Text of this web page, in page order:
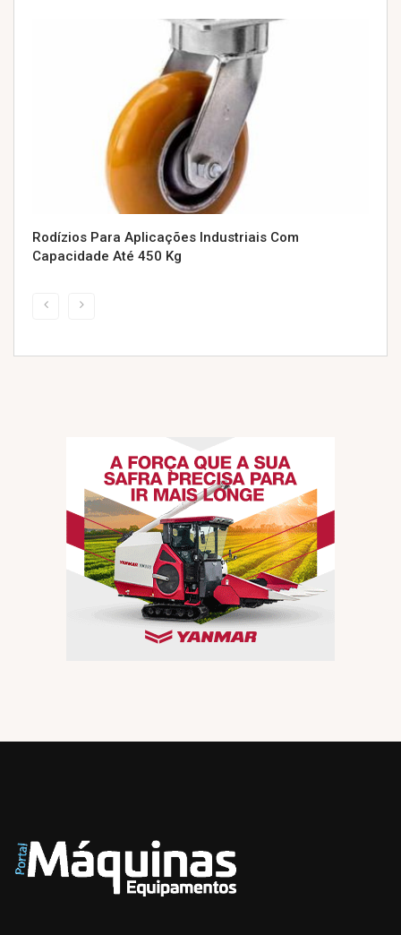
Rodízios Para Aplicações Industriais Com
Capacidade Até 450 Kg